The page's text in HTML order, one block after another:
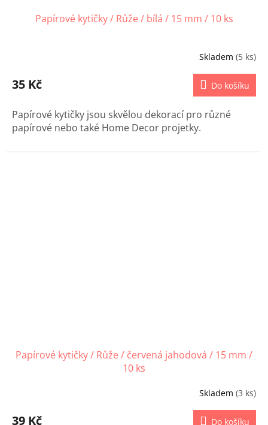
Papírové kytičky / Růže / bílá / 15 mm / 10 ks
Skladem (5 ks)
35 Kč Do košíku
Papírové kytičky jsou skvělou dekorací pro různé
papírové nebo také Home Decor projetky.
Papírové kytičky / Růže / červená jahodová / 15 mm /
10 ks
Skladem (3 ks)
39 Kč Do košíku